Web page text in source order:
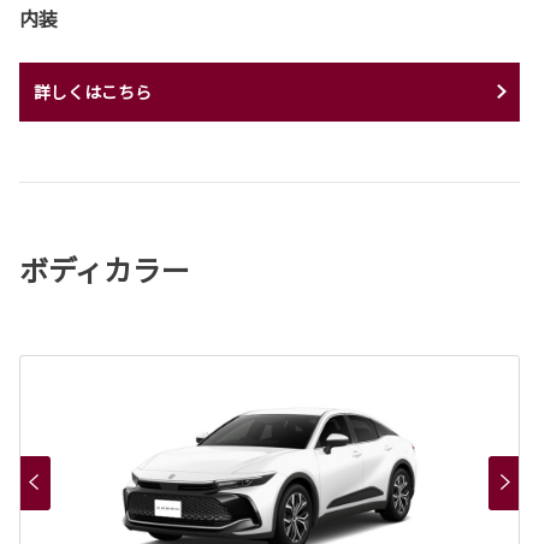
内装
詳しくはこちら
ボディカラー